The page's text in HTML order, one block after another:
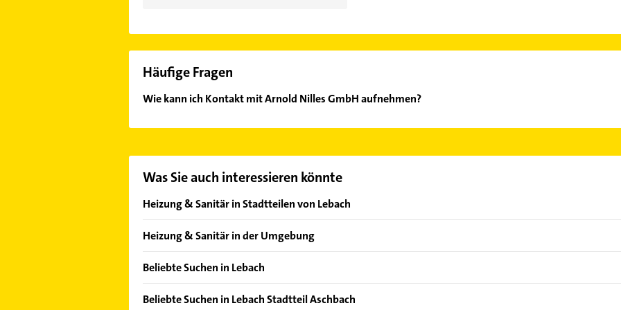
Häufige Fragen
Wie kann ich Kontakt mit Arnold Nilles GmbH aufnehmen?
Was Sie auch interessieren könnte
Heizung & Sanitär in Stadtteilen von Lebach
Landsweiler
Heizung & Sanitär in der Umgebung
Eppelborn
Tholey
Beliebte Suchen in Lebach
Rechtsanwalt
Beliebte Suchen in Lebach Stadtteil Aschbach